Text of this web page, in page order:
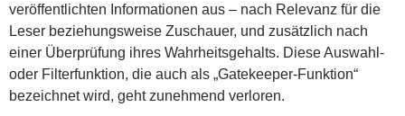
veröffentlichten Informationen aus – nach Relevanz für die
Leser beziehungsweise Zuschauer, und zusätzlich nach
einer Überprüfung ihres Wahrheitsgehalts. Diese Auswahl-
oder Filterfunktion, die auch als „Gatekeeper-Funktion“
bezeichnet wird, geht zunehmend verloren.